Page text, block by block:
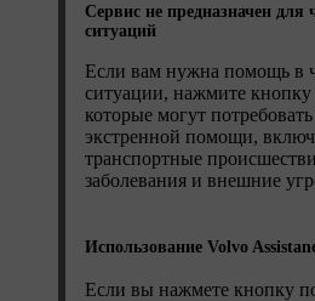
Сервис не предназначен
ситуаций
Если вам нужна помощь в
ситуации, нажмите кнопку
которые могут
экстренной помощи,
транспортные
заболевания и внешние
Использование Volvo
Если вы нажмете кнопку